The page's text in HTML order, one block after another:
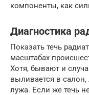
компоненты, как
Диагностика
Показать течь
масштабах
Хотя, бывают и
выливается в
лужа. Если же течь